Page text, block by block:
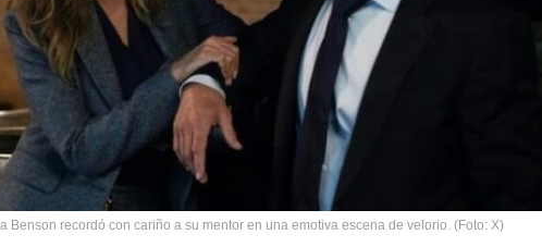
Benson recordó con cariño a su mentor en una emotiva escena de velorio. (Foto: X)